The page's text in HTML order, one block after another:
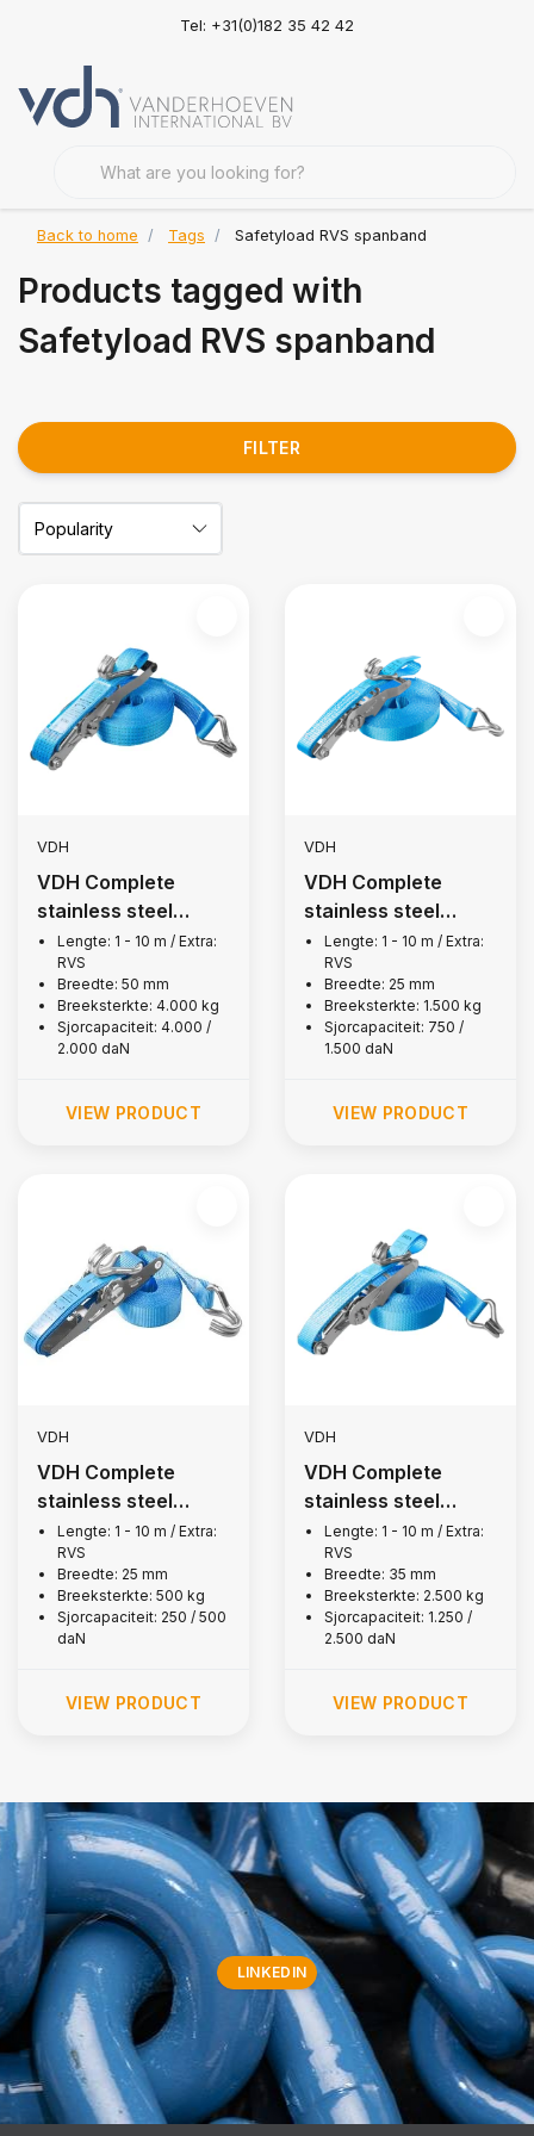
Tel: +31(0)182 35 42 42
Back to home Tags Safetyload RVS spanband
Products tagged with
Safetyload RVS spanband
FILTER
VDH
VDH Complete
stainless steel
lashing strap, 4,000
kg
Lengte: 1 - 10 m / Extra:
RVS
Breedte: 50 mm
Breeksterkte: 4.000 kg
Sjorcapaciteit: 4.000 /
2.000 daN
VIEW PRODUCT
VDH
VDH Complete
stainless steel
lashing strap, 1,500
kg
Lengte: 1 - 10 m / Extra:
RVS
Breedte: 25 mm
Breeksterkte: 1.500 kg
Sjorcapaciteit: 750 /
1.500 daN
VIEW PRODUCT
VDH
VDH Complete
stainless steel
lashing strap, 500
kg
Lengte: 1 - 10 m / Extra:
RVS
Breedte: 25 mm
Breeksterkte: 500 kg
Sjorcapaciteit: 250 / 500
daN
VIEW PRODUCT
VDH
VDH Complete
stainless steel
lashing strap, 2,500
kg
Lengte: 1 - 10 m / Extra:
RVS
Breedte: 35 mm
Breeksterkte: 2.500 kg
Sjorcapaciteit: 1.250 /
2.500 daN
VIEW PRODUCT
LINKEDIN